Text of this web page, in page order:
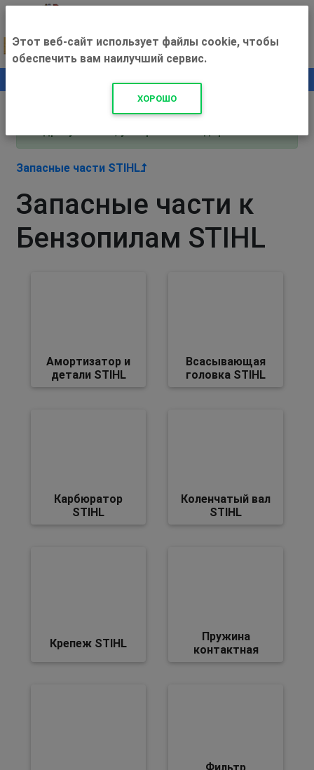
+500 ₽
Внимание! С 3 августа магазин работает по
Запасные части STIHL
Запасные части к
Бензопилам STIHL
Амортизатор и
детали STIHL
Всасывающая
головка STIHL
Карбюратор
STIHL
Коленчатый вал
STIHL
Крепеж STIHL
Пружина
контактная
Фильтр
Этот веб-сайт использует файлы cookie, чтобы
обеспечить вам наилучший сервис.
ХОРОШО